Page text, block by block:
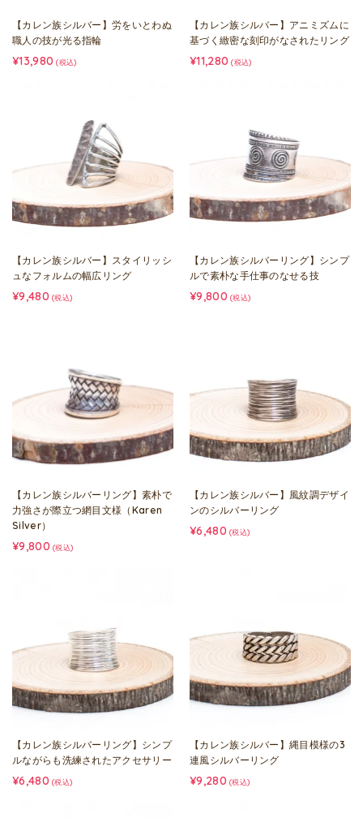
【カレン族シルバー】労をいとわぬ
職人の技が光る指輪
¥13,980 (税込)
【カレン族シルバー】アニミズムに
基づく緻密な刻印がなされたリング
¥11,280 (税込)
【カレン族シルバー】スタイリッシ
ュなフォルムの幅広リング
¥9,480 (税込)
【カレン族シルバーリング】シンプ
ルで素朴な手仕事のなせる技
¥9,800 (税込)
【カレン族シルバーリング】素朴で
力強さが際立つ網目文様（Karen
Silver）
¥9,800 (税込)
【カレン族シルバー】風紋調デザイ
ンのシルバーリング
¥6,480 (税込)
【カレン族シルバーリング】シンプ
ルながらも洗練されたアクセサリー
¥6,480 (税込)
【カレン族シルバー】縄目模様の3
連風シルバーリング
¥9,280 (税込)